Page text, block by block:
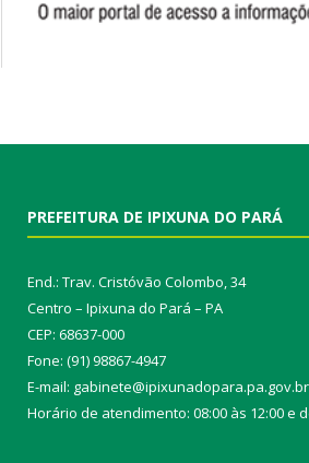
PREFEITURA DE IPIXUNA DO PARÁ
End.: Trav. Cristóvão Colombo, 34
Centro – Ipixuna do Pará – PA
CEP: 68637-000
Fone: (91) 98867-4947
E-mail: gabinete@ipixunadopara.pa.gov.br
Horário de atendimento: 08:00 às 12:00 e